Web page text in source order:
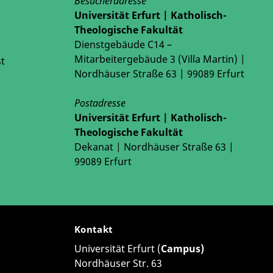
zum anderen aber ebenso
sie im Weiteren eine Ausdehnung des
christlicher Ideen und Selbstverständnisse
könnte auch der Abbruch religiösen
alltägliche soziale Praktiken veränderten.
einer Erinnerungspolitik hinterfragen und
sein, Geschichtsbilder nach 1989/90
zum Ausdruck und hoffen auf eine
die
© Nils Hoffmann
Universität Erfurt | Katholisch-
Theologische Fakultät
Dienstgebäude C14 –
Mitarbeitergebäude 3 (Villa Martin) |
Nordhäuser Straße 63 | 99089 Erfurt
Postadresse
Universität Erfurt | Katholisch-
Theologische Fakultät
Dekanat | Nordhäuser Straße 63 |
99089 Erfurt
Kontakt
Universität Erfurt (Campus)
Nordhäuser Str. 63